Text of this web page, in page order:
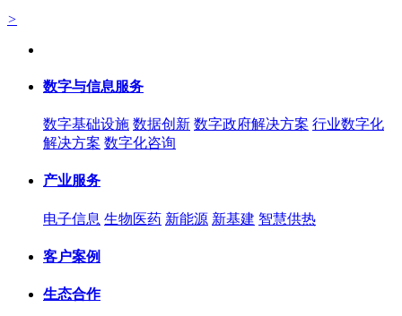
>
数字与信息服务
数字基础设施 数据创新 数字政府解决方案 行业数字化
解决方案 数字化咨询
产业服务
电子信息 生物医药 新能源 新基建 智慧供热
客户案例
生态合作